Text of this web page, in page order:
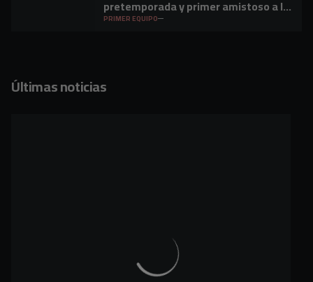
pretemporada y primer amistoso a la
vista
PRIMER EQUIPO
Últimas noticias